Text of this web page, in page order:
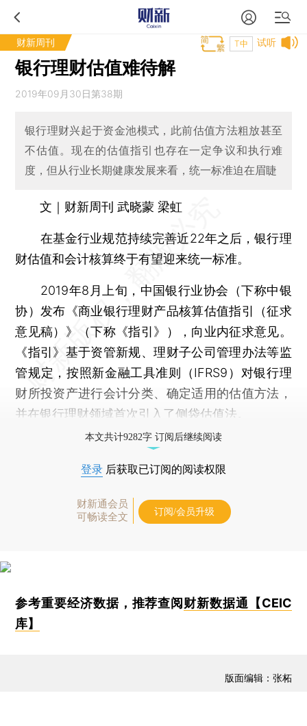
财新周刊 试听
T中
银行理财估值难待解
2019年09月30日第38期
银行理财兴起于资金池模式，此前估值方法粗放甚至
不估值。现在的估值指引也存在一定争议和执行难
度，但从行业长期健康发展来看，统一标准迫在眉睫
文｜财新周刊 武晓蒙 梁虹
在基金行业规范持续完善近22年之后，银行理
财估值和会计核算终于有望迎来统一标准。
2019年8月上旬，中国银行业协会（下称中银
协）发布《商业银行理财产品核算估值指引（征求
意见稿）》（下称《指引》），向业内征求意见。
《指引》基于资管新规、理财子公司管理办法等监
管规定，按照新金融工具准则（IFRS9）对银行理
财所投资产进行会计分类、确定适用的估值方法，
并在银行理财领域首次引入了侧袋估值法。
本文共计9282字 订阅后继续阅读
登录 后获取已订阅的阅读权限
财新通会员
可畅读全文
订阅/会员升级
参考重要经济数据，推荐查阅 财新数据通【CEIC
库】
版面编辑：张柘